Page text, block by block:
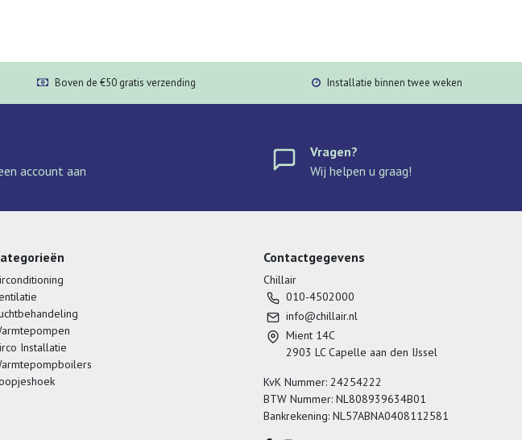
Boven de €50 gratis verzending Installatie binnen twee weken
account aan
Vragen?
Wij helpen u graag!
Installatie
Contactgegevens
Chillair
010-4502000
info@chillair.nl
Mient 14C
2903 LC Capelle aan den IJssel
KvK Nummer: 24254222
BTW Nummer: NL808939634B01
Bankrekening: NL57ABNA0408112581